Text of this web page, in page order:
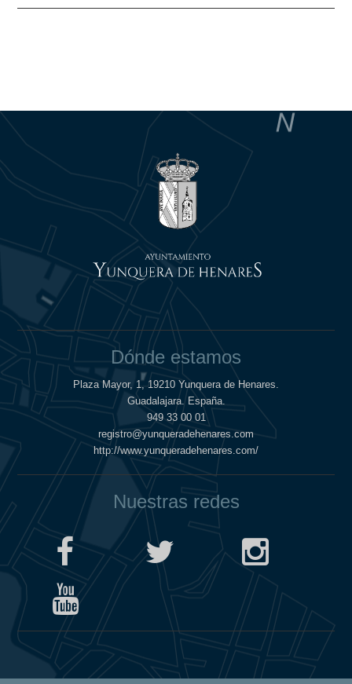
Dónde estamos
Plaza Mayor, 1, 19210 Yunquera de Henares.
Guadalajara. España.
949 33 00 01
registro@yunqueradehenares.com
http://www.yunqueradehenares.com/
Nuestras redes